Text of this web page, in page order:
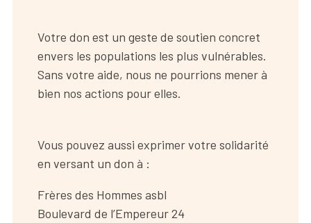
Votre don est un geste de soutien concret
envers les populations les plus vulnérables.
Sans votre aide, nous ne pourrions mener à
bien nos actions pour elles.
Vous pouvez aussi exprimer votre solidarité
en versant un don à :
Frères des Hommes asbl
Boulevard de l’Empereur 24